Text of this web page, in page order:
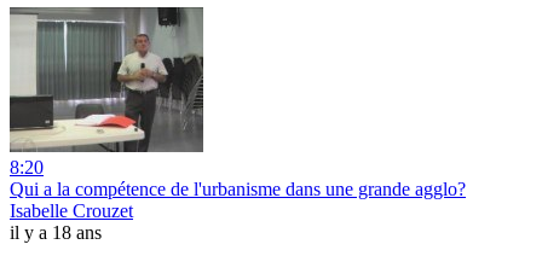
8:20
Qui a la compétence de l'urbanisme dans une grande agglo?
Isabelle Crouzet
il y a 18 ans